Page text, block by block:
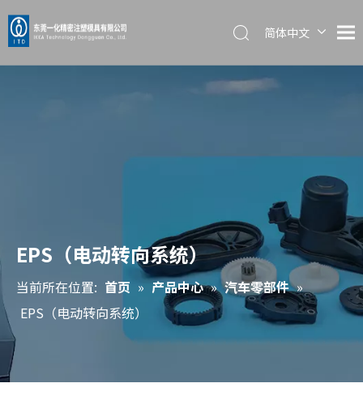
简体中文
日本語
EPS（电动转向系统）
当前所在位置: 首页 » 产品中心 » 汽车零部件 »
EPS（电动转向系统）